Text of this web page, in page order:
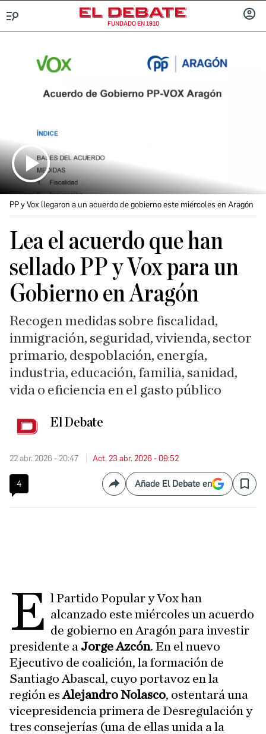
FUNDADO EN 1910
PP y Vox llegaron a un acuerdo de gobierno este miércoles en Aragón
Lea el acuerdo que han
sellado PP y Vox para un
Gobierno en Aragón
Recogen medidas sobre fiscalidad,
inmigración, seguridad, vivienda, sector
primario, despoblación, energía,
industria, educación, familia, sanidad,
vida o eficiencia en el gasto público
El Debate
22 abr. 2026 - 20:47 Act. 23 abr. 2026 - 09:52
4 CompartirAñade El Debate en Save
e l Partido Popular y Vox han
alcanzado este miércoles un acuerdo
de gobierno en Aragón para investir
presidente a Jorge Azcón. En el nuevo
Ejecutivo de coalición, la formación de
Santiago Abascal, cuyo portavoz en la
región esAlejandro Nolasco, ostentará una
vicepresidencia primera de Desregulación y
tres consejerías (una de ellas unida a la